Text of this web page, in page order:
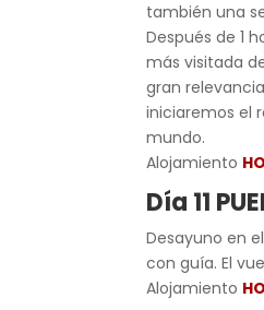
también una
Después de 1
más visitada
gran
iniciaremos el
mundo.
Alojamiento
Día 11
Desayuno en
con guía. El
Alojamiento